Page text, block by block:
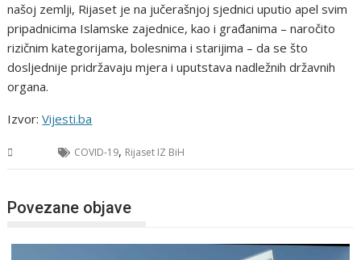
našoj zemlji, Rijaset je na jučerašnjoj sjednici uputio apel svim
pripadnicima Islamske zajednice, kao i građanima – naročito
rizičnim kategorijama, bolesnima i starijima – da se što
dosljednije pridržavaju mjera i uputstava nadležnih državnih
organa.
Izvor:Vijesti.ba
COVID-19, Rijaset IZ BiH
Povezane objave